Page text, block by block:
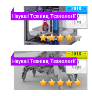
2018
22
Груд
Наука і Техніка, Технології
2018
15
Черв
Наука і Техніка, Технології